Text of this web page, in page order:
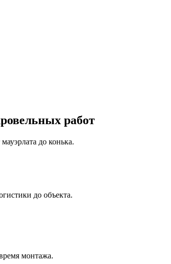
работ
до конька.
до объекта.
монтажа.